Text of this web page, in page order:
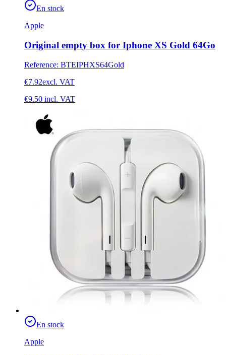
En stock
Apple
Original empty box for Iphone XS Gold 64Go
Reference: BTEIPHXS64Gold
€7.92excl. VAT
€9.50 incl. VAT
En stock
Apple